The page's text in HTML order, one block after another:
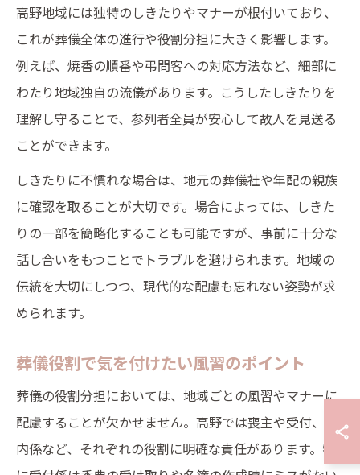
高野地域には独特のしきたりやマナーが根付いており、
これが葬儀全体の進行や役割分担に大きく影響します。
例えば、焼香の順番や弔問客への対応方法など、細部に
わたり地域独自の流儀があります。こうしたしきたりを
理解し守ることで、参列者全員が安心して故人を見送る
ことができます。
しきたりに不慣れな場合は、地元の葬儀社や年配の親族
に確認を取ることが大切です。場合によっては、しきた
りの一部を簡略化することも可能ですが、事前に十分な
話し合いをもつことでトラブルを避けられます。地域の
伝統を大切にしつつ、現代的な配慮も忘れない姿勢が求
められます。
葬儀役割で気を付けたい風習のポイント
葬儀の役割分担においては、地域ごとの風習やマナーに
配慮することが欠かせません。高野では喪主や受付、案
内係など、それぞれの役割に明確な責任があります。特